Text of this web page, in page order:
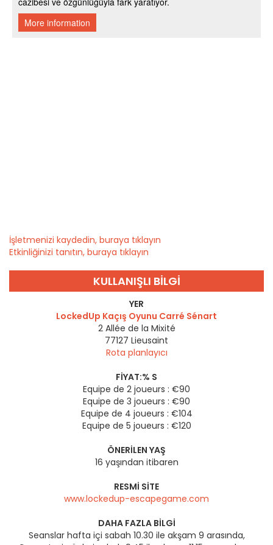
İşletmenizi kaydedin, buraya tıklayın
Etkinliğinizi tanıtın, buraya tıklayın
KULLANIŞLI BILGI
YER
LockedUp Kaçış Oyunu Carré Sénart
2 Allée de la Mixité
77127 Lieusaint
Rota planlayıcı
FIYAT:% S
Equipe de 2 joueurs : €90
Equipe de 3 joueurs : €90
Equipe de 4 joueurs : €104
Equipe de 5 joueurs : €120
ÖNERILEN YAŞ
16 yaşından itibaren
RESMI SITE
www.lockedup-escapegame.com
DAHA FAZLA BILGI
Seanslar hafta içi sabah 10.30 ile akşam 9 arasında,